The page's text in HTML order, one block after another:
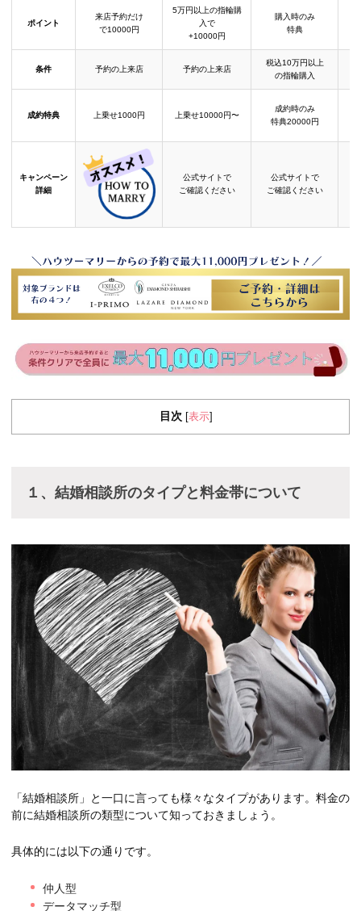
ポイント
来店予約だけ
で10000円
5万円以上の指輪購
入で
+10000円
購入時のみ
特典
条件 予約の上来店 予約の上来店
税込10万円以上
の指輪購入
成約特典 上乗せ1000円 上乗せ10000円〜
成約時のみ
特典20000円
キャンペーン
詳細
公式サイトで
ご確認ください
公式サイトで
ご確認ください
目次 表示
１、結婚相談所のタイプと料金帯について
「結婚相談所」と一口に言っても様々なタイプがあります。料金の
前に結婚相談所の類型について知っておきましょう。
具体的には以下の通りです。
仲人型
データマッチ型